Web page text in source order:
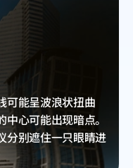
可能呈波浪状扭曲
心可能出现暗点。
分别遮住一只眼睛进